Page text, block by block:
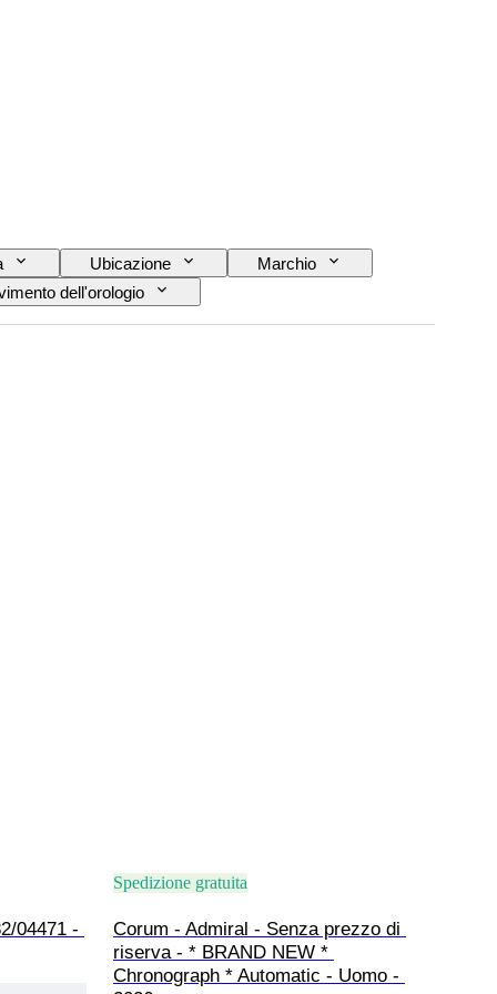
Ubicazione
Marchio
dell'orologio
Modello
04471 -
Spedizione gratuita
Corum - Admiral - Senza prezzo di
riserva - * BRAND NEW *
Chronograph * Automatic - Uomo -